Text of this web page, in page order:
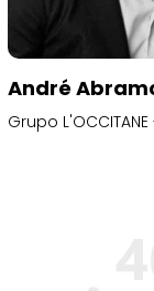
André
Grupo